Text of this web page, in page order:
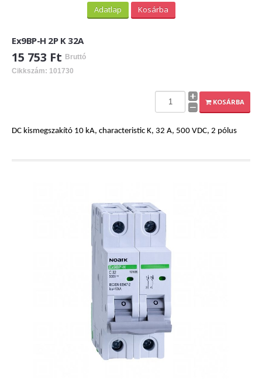
Adatlap Kosárba
Ex9BP-H 2P K 32A
15 753 Ft Bruttó
Cikkszám: 101730
KOSÁRBA
DC kismegszakító 10 kA, characteristic K, 32 A, 500 VDC, 2 pólus